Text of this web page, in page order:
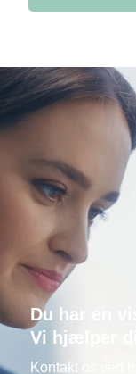
Du har en
Vi hjælper
Kontakt os ved